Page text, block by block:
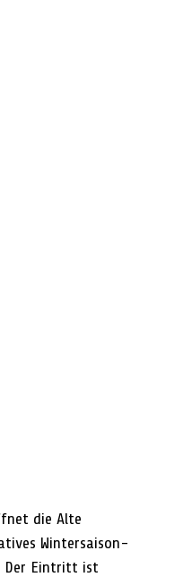
die Alte
Wintersaison-
Der Eintritt ist